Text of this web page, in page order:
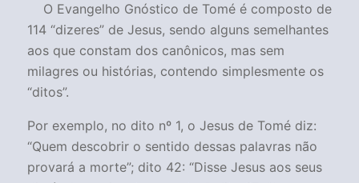
O Evangelho Gnóstico de Tomé é composto de
114 “dizeres” de Jesus, sendo alguns semelhantes
aos que constam dos canônicos, mas sem
milagres ou histórias, contendo simplesmente os
“ditos”.
Por exemplo, no dito nº 1, o Jesus de Tomé diz:
“Quem descobrir o sentido dessas palavras não
provará a morte”; dito 42: “Disse Jesus aos seus